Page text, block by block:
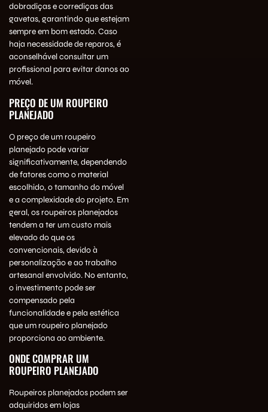
dobradiças e corrediças das
gavetas, garantindo que estejam
sempre em bom estado. Caso
haja necessidade de reparos, é
aconselhável consultar um
profissional para evitar danos ao
móvel.
PREÇO DE UM ROUPEIRO
PLANEJADO
O preço de um roupeiro
planejado pode variar
significativamente, dependendo
de fatores como o material
escolhido, o tamanho do móvel
e a complexidade do projeto. Em
geral, os roupeiros planejados
tendem a ter um custo mais
elevado do que os
convencionais, devido à
personalização e ao trabalho
artesanal envolvido. No entanto,
o investimento pode ser
compensado pela
funcionalidade e pela estética
que um roupeiro planejado
proporciona ao ambiente.
ONDE COMPRAR UM
ROUPEIRO PLANEJADO
Roupeiros planejados podem ser
adquiridos em lojas